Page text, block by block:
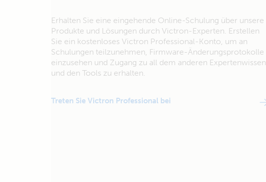
Erhalten Sie eine eingehende Online-Schulung über unsere
Produkte und Lösungen durch Victron-Experten. Erstellen
Sie ein kostenloses Victron Professional-Konto, um an
Schulungen teilzunehmen, Firmware-Änderungsprotokolle
einzusehen und Zugang zu all dem anderen Expertenwissen
und den Tools zu erhalten.
Treten Sie Victron Professional bei